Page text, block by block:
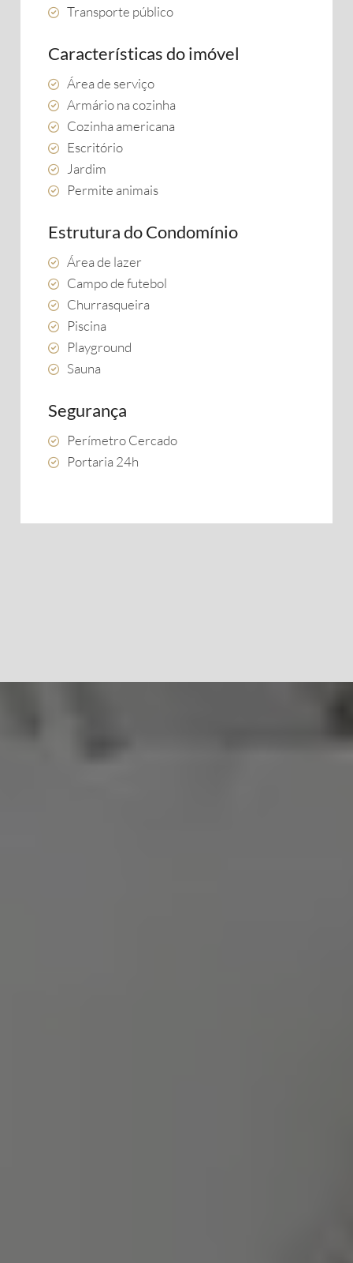
Transporte público
Características do imóvel
Área de serviço
Armário na cozinha
Cozinha americana
Escritório
Jardim
Permite animais
Estrutura do Condomínio
Área de lazer
Campo de futebol
Churrasqueira
Piscina
Playground
Sauna
Segurança
Perímetro Cercado
Portaria 24h